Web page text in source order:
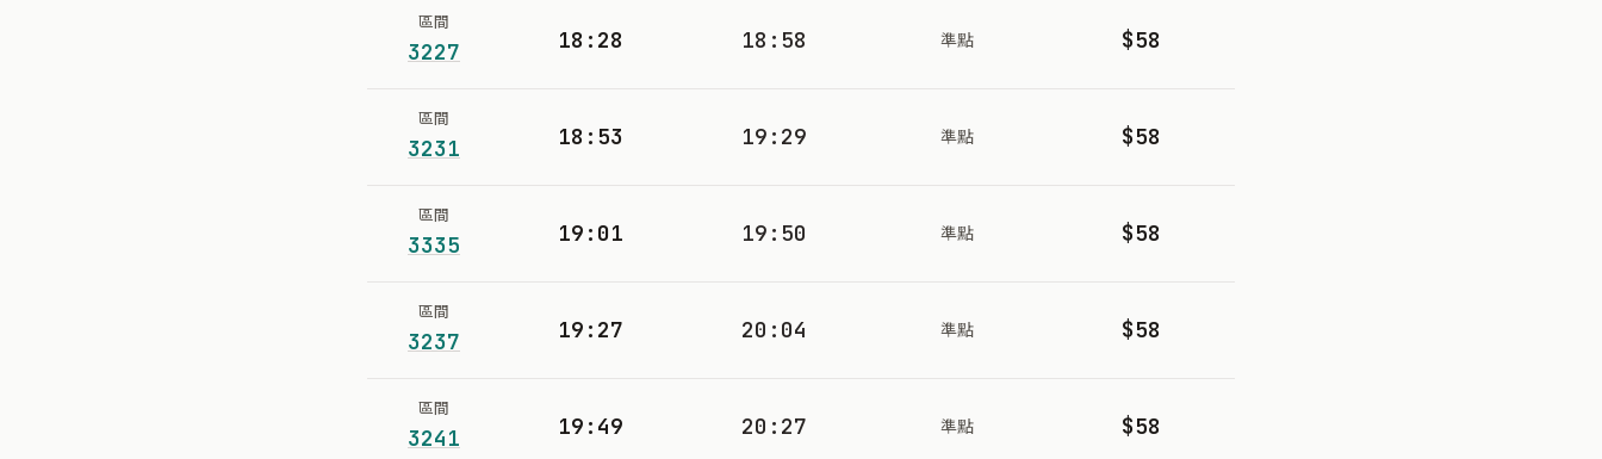
區間
3227 18:28 18:58 準點 $58
區間
3231 18:53 19:29 準點 $58
區間
3335 19:01 19:50 準點 $58
區間
3237 19:27 20:04 準點 $58
區間
3241 19:49 20:27 準點 $58